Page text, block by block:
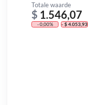
Totale waarde
$ 1.546,07
- 0,00% - $ 4.053,93